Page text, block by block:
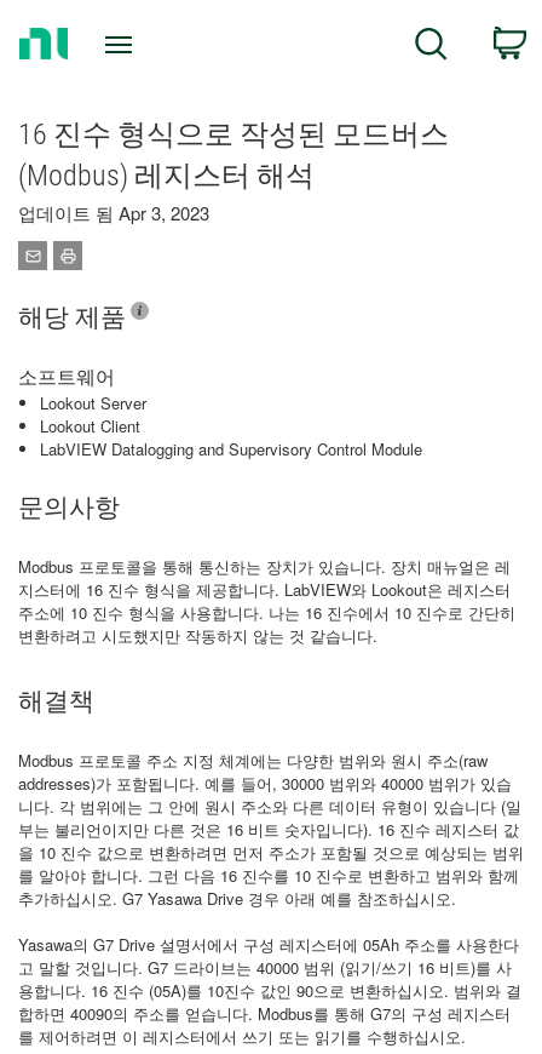
Search
16 진수 형식으로 작성된 모드버스
(Modbus) 레지스터 해석
업데이트 됨 Apr 3, 2023
해당 제품
소프트웨어
Lookout Server
Lookout Client
LabVIEW Datalogging and Supervisory Control Module
문의사항
Modbus 프로토콜을 통해 통신하는 장치가 있습니다. 장치 매뉴얼은 레
지스터에 16 진수 형식을 제공합니다. LabVIEW와 Lookout은 레지스터
주소에 10 진수 형식을 사용합니다. 나는 16 진수에서 10 진수로 간단히
변환하려고 시도했지만 작동하지 않는 것 같습니다.
해결책
Modbus 프로토콜 주소 지정 체계에는 다양한 범위와 원시 주소(raw
addresses)가 포함됩니다. 예를 들어, 30000 범위와 40000 범위가 있습
니다. 각 범위에는 그 안에 원시 주소와 다른 데이터 유형이 있습니다 (일
부는 불리언이지만 다른 것은 16 비트 숫자입니다). 16 진수 레지스터 값
을 10 진수 값으로 변환하려면 먼저 주소가 포함될 것으로 예상되는 범위
를 알아야 합니다. 그런 다음 16 진수를 10 진수로 변환하고 범위와 함께
추가하십시오. G7 Yasawa Drive 경우 아래 예를 참조하십시오.
Yasawa의 G7 Drive 설명서에서 구성 레지스터에 05Ah 주소를 사용한다
고 말할 것입니다. G7 드라이브는 40000 범위 (읽기/쓰기 16 비트)를 사
용합니다. 16 진수 (05A)를 10진수 값인 90으로 변환하십시오. 범위와 결
합하면 40090의 주소를 얻습니다. Modbus를 통해 G7의 구성 레지스터
를 제어하려면 이 레지스터에서 쓰기 또는 읽기를 수행하십시오.